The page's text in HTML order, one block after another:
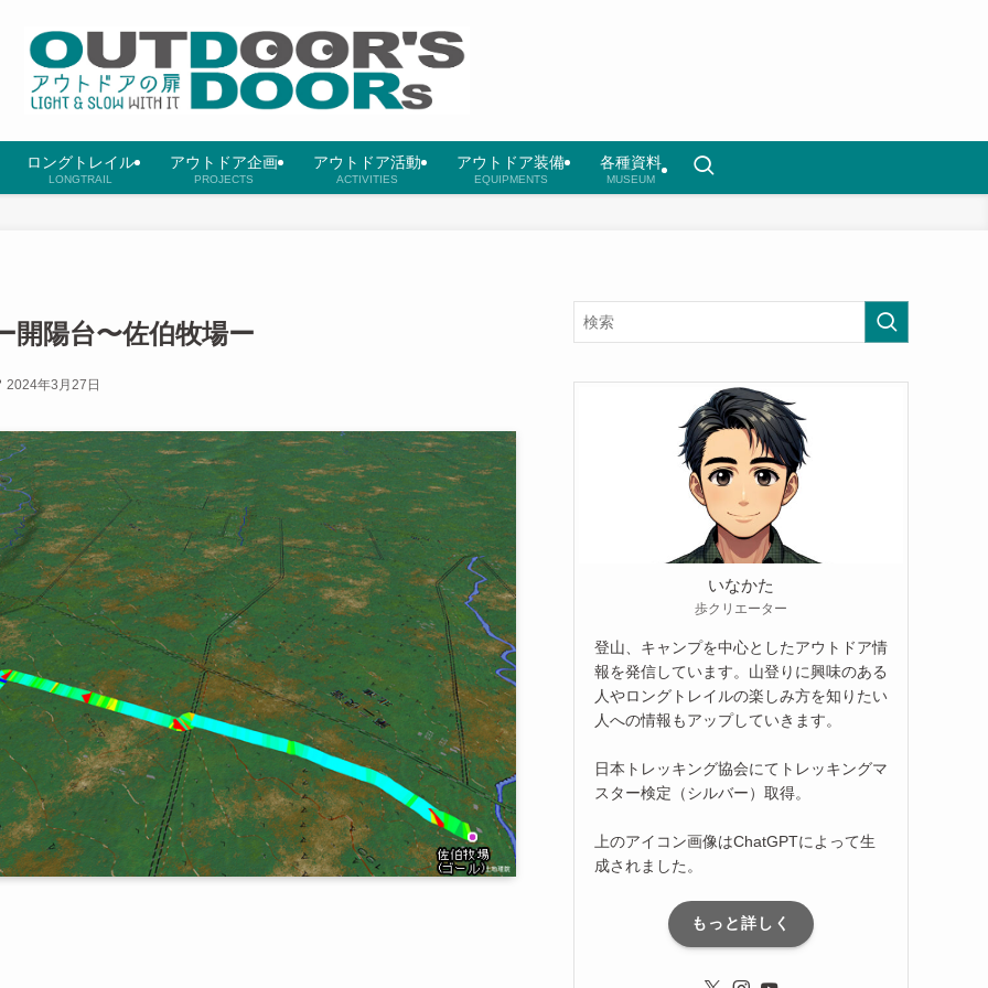
ロングトレイル
LONGTRAIL
アウトドア企画
PROJECTS
アウトドア活動
ACTIVITIES
アウトドア装備
EQUIPMENTS
各種資料
MUSEUM
開陽台〜佐伯牧場ー
2024年3月27日
いなかた
歩クリエーター
登山、キャンプを中心としたアウトドア情
報を発信しています。山登りに興味のある
人やロングトレイルの楽しみ方を知りたい
人への情報もアップしていきます。
日本トレッキング協会にてトレッキングマ
スター検定（シルバー）取得。
上のアイコン画像はChatGPTによって生
成されました。
もっと詳しく